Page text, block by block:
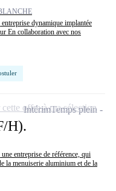
dynamique implantée
En collaboration avec nos
H).
entreprise de référence, qui
la menuiserie aluminium et de la
IntérimTemps plein
offre à ma sélection